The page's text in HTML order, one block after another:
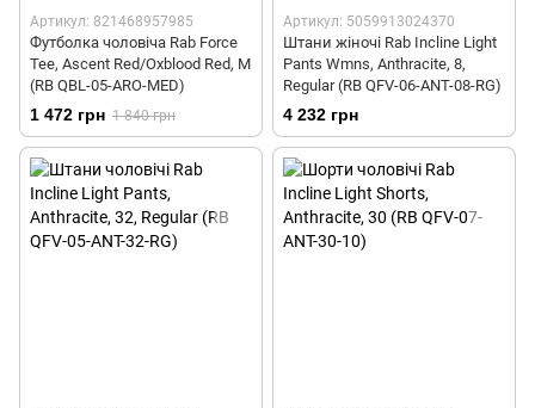
Артикул: 821468957985
Футболка чоловіча Rab Force
Tee, Ascent Red/Oxblood Red, M
(RB QBL-05-ARO-MED)
1 472 грн 1 840 грн
Артикул: 5059913024370
Штани жіночі Rab Incline Light
Pants Wmns, Anthracite, 8,
Regular (RB QFV-06-ANT-08-RG)
4 232 грн